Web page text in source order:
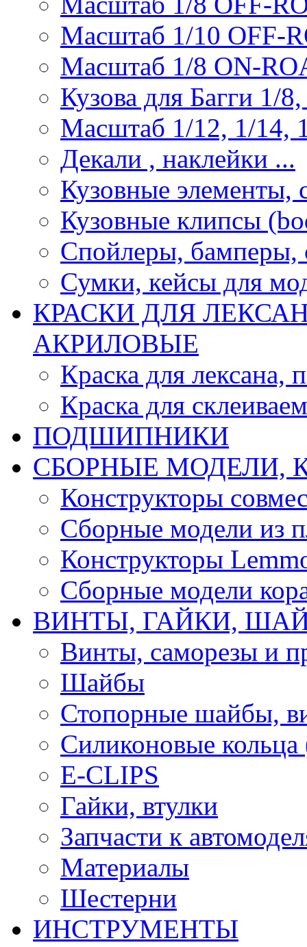
Масштаб 1/10 OFF-
Масштаб 1/8 ON-
Кузова для Багги 1/
Масштаб 1/12, 1/14,
Декали , наклейки ...
Кузовные элементы,
Кузовные клипсы
Спойлеры, бамперы,
Сумки, кейсы для
КРАСКИ ДЛЯ
АКРИЛОВЫЕ
Краска для лексана,
Краска для
ПОДШИПНИКИ
CБОРНЫЕ МОДЕЛИ,
Конструкторы
Сборные модели из
Конструкторы
Сборные модели
ВИНТЫ, ГАЙКИ,
Винты, саморезы и
Шайбы
Стопорные шайбы,
Силиконовые
E-CLIPS
Гайки, втулки
Запчасти к
Материалы
Шестерни
ИНСТРУМЕНТЫ